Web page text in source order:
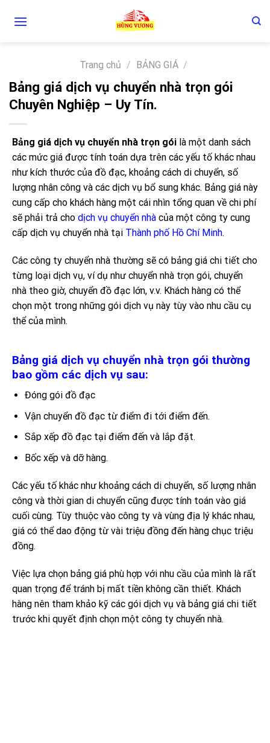
Trang chủ / BẢNG GIÁ /
Bảng giá dịch vụ chuyển nhà trọn gói
Chuyên Nghiệp – Uy Tín.
Bảng giá dịch vụ chuyển nhà trọn gói là một danh sách
các mức giá được tính toán dựa trên các yếu tố khác nhau
như kích thước của đồ đạc, khoảng cách di chuyển, số
lượng nhân công và các dịch vụ bổ sung khác. Bảng giá này
cung cấp cho khách hàng một cái nhìn tổng quan về chi phí
sẽ phải trả cho dịch vụ chuyển nhà của một công ty cung
cấp dịch vụ chuyển nhà tại Thành phố Hồ Chí Minh.
Các công ty chuyển nhà thường sẽ có bảng giá chi tiết cho
từng loại dịch vụ, ví dụ như chuyển nhà trọn gói, chuyển
nhà theo giờ, chuyển đồ đạc lớn, v.v. Khách hàng có thể
chọn một trong những gói dịch vụ này tùy vào nhu cầu cụ
thể của mình.
Bảng giá dịch vụ chuyển nhà trọn gói thường
bao gồm các dịch vụ sau:
Đóng gói đồ đạc
Vận chuyển đồ đạc từ điểm đi tới điểm đến.
Sắp xếp đồ đạc tại điểm đến và lắp đặt.
Bốc xếp và dỡ hàng.
Các yếu tố khác như khoảng cách di chuyển, số lượng nhân
công và thời gian di chuyển cũng được tính toán vào giá
cuối cùng. Tùy thuộc vào công ty và vùng địa lý khác nhau,
giá có thể dao động từ vài triệu đồng đến hàng chục triệu
đồng.
Việc lựa chọn bảng giá phù hợp với nhu cầu của mình là rất
quan trọng để tránh bị mất tiền không cần thiết. Khách
hàng nên tham khảo kỹ các gói dịch vụ và bảng giá chi tiết
trước khi quyết định chọn một công ty chuyển nhà.